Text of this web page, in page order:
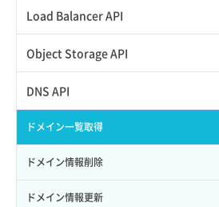
サブユーザーにロールを紐づけ
サブユーザー一覧取得
サブユーザー作成
サブユーザー削除
サブユーザー更新
スナップショット詳細取得（アイテム指定）
バックアップリストア
バックアップ一覧取得
バックアップ詳細一覧取得
イメージ一覧取得
イメージ保存容量変更
イメージ削除
イメージ詳細取得
SSHキーペア一覧取得
SSHキーペア作成
QoSポリシー一覧取得
QoSポリシー詳細取得
サブネット一覧取得
サブネット作成（ローカルネットワーク用）
サブネット削除（ローカルネットワーク用）
サブネット詳細取得
Load Balancer API
プール一覧取得
プール作成
プール削除
プール更新
プール詳細取得
Object Storage API
Web公開
アカウント容量設定
アカウント情報取得
オブジェクトアップロード
DNS API
ドメイン一覧取得
ドメイン情報削除
ドメイン情報更新